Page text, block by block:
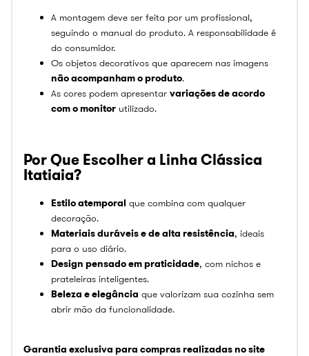
A montagem deve ser feita por um profissional,
seguindo o manual do produto. A responsabilidade é
do consumidor.
Os objetos decorativos que aparecem nas imagens
não acompanham o produto.
As cores podem apresentar variações de acordo
com o monitor utilizado.
Por Que Escolher a Linha Clássica
Itatiaia?
Estilo atemporal que combina com qualquer
decoração.
Materiais duráveis e de alta resistência, ideais
para o uso diário.
Design pensado em praticidade, com nichos e
prateleiras inteligentes.
Beleza e elegância que valorizam sua cozinha sem
abrir mão da funcionalidade.
Garantia exclusiva para compras realizadas no site